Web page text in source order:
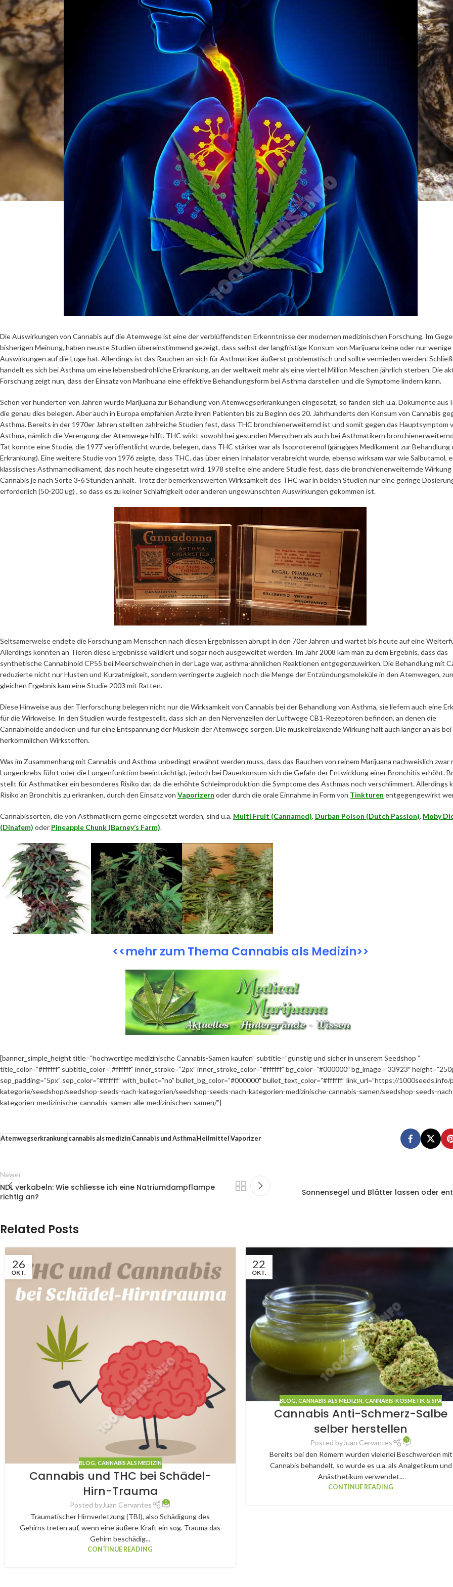
Die Auswirkungen von Cannabis auf die Atemwege ist eine der verblüffendsten Erkenntnisse der modernen medizinischen Forschung. Im
bisherigen Meinung, haben neuste Studien übereinstimmend gezeigt, dass selbst der langfristige Konsum von Marijuana keine oder nur
Auswirkungen auf die Luge hat. Allerdings ist das Rauchen an sich für Asthmatiker äußerst problematisch und sollte vermieden werden.
handelt es sich bei Asthma um eine lebensbedrohliche Erkrankung, an der weltweit mehr als eine viertel Million Meschen jährlich sterben. Die
Forschung zeigt nun, dass der Einsatz von Marihuana eine effektive Behandlungsform bei Asthma darstellen und die Symptome lindern kann.
Schon vor hunderten von Jahren wurde Marijuana zur Behandlung von Atemwegserkrankungen eingesetzt, so fanden sich u.a. Dokumente aus
die genau dies belegen. Aber auch in Europa empfahlen Ärzte ihren Patienten bis zu Beginn des 20. Jahrhunderts den Konsum von Cannabis
Asthma. Bereits in der 1970er Jahren stellten zahlreiche Studien fest, dass THC bronchienerweiternd ist und somit gegen das Hauptsymptom
Asthma, nämlich die Verengung der Atemwege hilft. THC wirkt sowohl bei gesunden Menschen als auch bei Asthmatikern
Tat konnte eine Studie, die 1977 veröffentlicht wurde, belegen, dass THC stärker war als Isoproterenol (gängiges Medikament zur Behandlung
Erkrankung). Eine weitere Studie von 1976 zeigte, dass THC, das über einen Inhalator verabreicht wurde, ebenso wirksam war wie Salbutamol,
klassisches Asthmamedikament, das noch heute eingesetzt wird. 1978 stellte eine andere Studie fest, dass die bronchienerweiternde Wirkung
Cannabis je nach Sorte 3-6 Stunden anhält. Trotz der bemerkenswerten Wirksamkeit des THC war in beiden Studien nur eine geringe
erforderlich (50-200 ug) , so dass es zu keiner Schläfrigkeit oder anderen ungewünschten Auswirkungen gekommen ist.
Seltsamerweise endete die Forschung am Menschen nach diesen Ergebnissen abrupt in den 70er Jahren und wartet bis heute auf eine
Allerdings konnten an Tieren diese Ergebnisse validiert und sogar noch ausgeweitet werden. Im Jahr 2008 kam man zu dem Ergebnis, dass das
synthetische Cannabinoid CP55 bei Meerschweinchen in der Lage war, asthma-ähnlichen Reaktionen entgegenzuwirken. Die Behandlung mit
reduzierte nicht nur Husten und Kurzatmigkeit, sondern verringerte zugleich noch die Menge der Entzündungsmoleküle in den Atemwegen,
gleichen Ergebnis kam eine Studie 2003 mit Ratten.
Diese Hinweise aus der Tierforschung belegen nicht nur die Wirksamkeit von Cannabis bei der Behandlung von Asthma, sie liefern auch eine
für die Wirkweise. In den Studien wurde festgestellt, dass sich an den Nervenzellen der Luftwege CB1-Rezeptoren befinden, an denen die
Cannabinoide andocken und für eine Entspannung der Muskeln der Atemwege sorgen. Die muskelrelaxende Wirkung hält auch länger an als bei
herkömmlichen Wirkstoffen.
Was im Zusammenhang mit Cannabis und Asthma unbedingt erwähnt werden muss, dass das Rauchen von reinem Marijuana nachweislich zwar
Lungenkrebs führt oder die Lungenfunktion beeinträchtigt, jedoch bei Dauerkonsum sich die Gefahr der Entwicklung einer Bronchitis erhöht.
stellt für Asthmatiker ein besonderes Risiko dar, da die erhöhte Schleimproduktion die Symptome des Asthmas noch verschlimmert. Allerdings
Risiko an Bronchitis zu erkranken, durch den Einsatz von Vaporizern oder durch die orale Einnahme in Form von Tinkturen entgegengewirkt
Cannabissorten, die von Asthmatikern gerne eingesetzt werden, sind u.a. Multi Fruit (Cannamed), Durban Poison (Dutch Passion), Moby
(Dinafem) oder Pineapple Chunk (Barney’s Farm).
<<mehr zum Thema Cannabis als Medizin>>
[banner_simple_height title=”hochwertige medizinische Cannabis-Samen kaufen” subtitle=”günstig und sicher in unserem Seedshop ”
title_color=”#ffffff” subtitle_color=”#ffffff” inner_stroke=”2px” inner_stroke_color=”#ffffff” bg_color=”#000000″ bg_image=”33923″
sep_padding=”5px” sep_color=”#ffffff” with_bullet=”no” bullet_bg_color=”#000000″ bullet_text_color=”#ffffff” link_url=”https://
kategorie/seedshop/seedshop-seeds-nach-kategorien/seedshop-seeds-nach-kategorien-medizinische-cannabis-samen/seedshop-seeds-
kategorien-medizinische-cannabis-samen-alle-medizinischen-samen/”]
Atemwegserkrankungcannabis als medizinCannabis und AsthmaHeilmittel Vaporizer
Newer
NDL verkabeln: Wie schliesse ich eine Natriumdampflampe
richtig an?
Sonnensegel und Blätter lassen oder
Related Posts
26
OKT.
BLOG CANNABIS ALS MEDIZIN
Cannabis und THC bei Schädel-
Hirn-Trauma
Posted byJuan Cervantes 0
Traumatischer Hirnverletzung (TBI), also Schädigung des
Gehirns treten auf, wenn eine äußere Kraft ein sog. Trauma das
Gehirn beschädig...
CONTINUE READING
22
OKT.
BLOG ,CANNABIS ALS MEDIZIN ,CANNABIS-KOSMETIK & SPA
Cannabis Anti-Schmerz-Salbe
selber herstellen
Posted byJuan Cervantes 5
Bereits bei den Römern wurden vielerlei Beschwerden mit
Cannabis behandelt, so wurde es u.a. als Analgetikum und
Anästhetikum verwendet...
CONTINUE READING